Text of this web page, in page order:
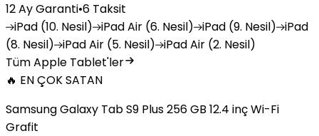
12 Ay Garanti•6 Taksit
iPad (10. Nesil) iPadAir (6. Nesil) iPad (9. Nesil) iPad
(8. Nesil) iPadAir (5. Nesil) iPadAir (2. Nesil)
Tüm Apple Tablet'ler
🔥 EN ÇOK SATAN
Samsung Galaxy Tab S9 Plus 256 GB 12.4 inç Wi-Fi
Grafit